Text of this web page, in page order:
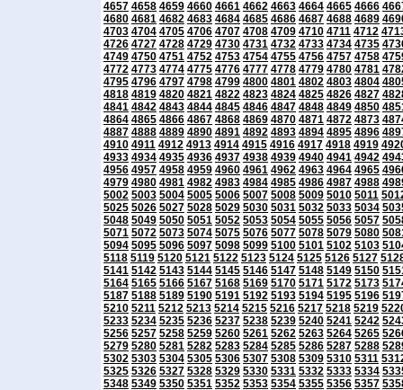
4657 4658 4659 4660 4661 4662 4663 4664 4665 4666
4680 4681 4682 4683 4684 4685 4686 4687 4688 4689
4703 4704 4705 4706 4707 4708 4709 4710 4711 4712
4726 4727 4728 4729 4730 4731 4732 4733 4734 4735
4749 4750 4751 4752 4753 4754 4755 4756 4757 4758
4772 4773 4774 4775 4776 4777 4778 4779 4780 4781
4795 4796 4797 4798 4799 4800 4801 4802 4803 4804
4818 4819 4820 4821 4822 4823 4824 4825 4826 4827
4841 4842 4843 4844 4845 4846 4847 4848 4849 4850
4864 4865 4866 4867 4868 4869 4870 4871 4872 4873
4887 4888 4889 4890 4891 4892 4893 4894 4895 4896
4910 4911 4912 4913 4914 4915 4916 4917 4918 4919
4933 4934 4935 4936 4937 4938 4939 4940 4941 4942
4956 4957 4958 4959 4960 4961 4962 4963 4964 4965
4979 4980 4981 4982 4983 4984 4985 4986 4987 4988
5002 5003 5004 5005 5006 5007 5008 5009 5010 5011
5025 5026 5027 5028 5029 5030 5031 5032 5033 5034
5048 5049 5050 5051 5052 5053 5054 5055 5056 5057
5071 5072 5073 5074 5075 5076 5077 5078 5079 5080
5094 5095 5096 5097 5098 5099 5100 5101 5102 5103
5118 5119 5120 5121 5122 5123 5124 5125 5126 5127
5141 5142 5143 5144 5145 5146 5147 5148 5149 5150
5164 5165 5166 5167 5168 5169 5170 5171 5172 5173
5187 5188 5189 5190 5191 5192 5193 5194 5195 5196
5210 5211 5212 5213 5214 5215 5216 5217 5218 5219
5233 5234 5235 5236 5237 5238 5239 5240 5241 5242
5256 5257 5258 5259 5260 5261 5262 5263 5264 5265
5279 5280 5281 5282 5283 5284 5285 5286 5287 5288
5302 5303 5304 5305 5306 5307 5308 5309 5310 5311
5325 5326 5327 5328 5329 5330 5331 5332 5333 5334
5348 5349 5350 5351 5352 5353 5354 5355 5356 5357